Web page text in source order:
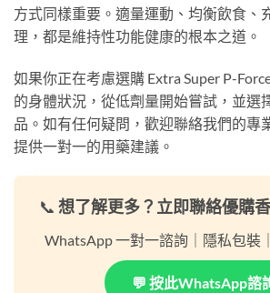
方式同樣重要。適量運動、均衡飲食、
理，都是維持性功能健康的根本之道。
如果你正在考慮選購 Extra Super P-
的身體狀況，從低劑量開始嘗試，並選
品。如有任何疑問，歡迎聯絡我們的專
提供一對一的用藥建議。
📞 想了解更多？立即聯絡優購
WhatsApp 一對一諮詢｜隱私包裝
💬 按此WhatsApp諮